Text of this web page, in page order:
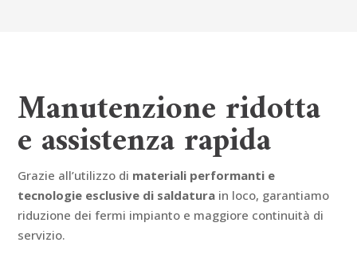
Manutenzione ridotta
e assistenza rapida
Grazie all’utilizzo di materiali performanti e
tecnologie esclusive di saldatura in loco, garantiamo
riduzione dei fermi impianto e maggiore continuità di
servizio.